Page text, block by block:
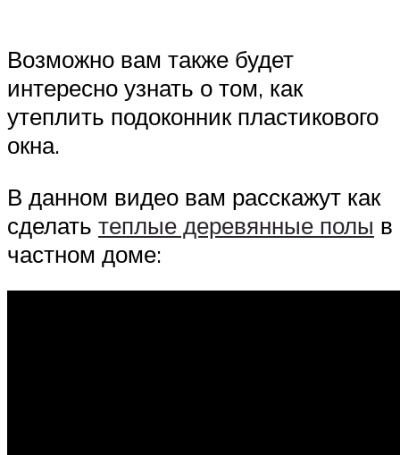
Возможно вам также будет
интересно узнать о том, как
утеплить подоконник пластикового
окна.
В данном видео вам расскажут как
сделать теплые деревянные полы в
частном доме: